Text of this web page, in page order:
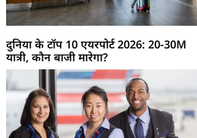
दुनिया के टॉप 10 एयरपोर्ट 2026: 20-30M
यात्री, कौन बाजी मारेगा?